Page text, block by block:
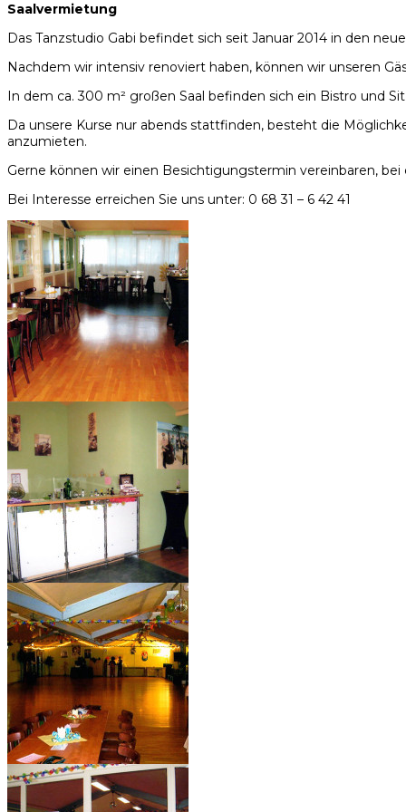
Saalvermietung
Das Tanzstudio Gabi befindet sich seit Januar 2014 in den
Nachdem wir intensiv renoviert haben, können wir unseren
In dem ca. 300 m² großen Saal befinden sich ein Bistro und
Da unsere Kurse nur abends stattfinden, besteht die
anzumieten.
Gerne können wir einen Besichtigungstermin vereinbaren,
Bei Interesse erreichen Sie uns unter: 0 68 31 – 6 42 41
saal_02
saal_06
saal_03